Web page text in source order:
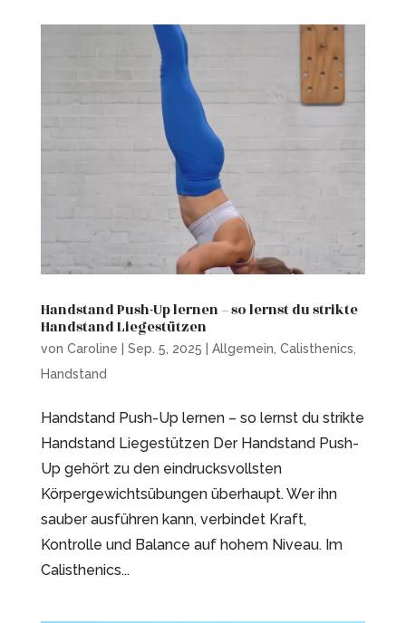
Handstand Push-Up lernen – so lernst du strikte
Handstand Liegestützen
von Caroline Sep. 5, 2025 Allgemein Calisthenics
Handstand
Handstand Push-Up lernen – so lernst du strikte
Handstand Liegestützen Der Handstand Push-
Up gehört zu den eindrucksvollsten
Körpergewichtsübungen überhaupt. Wer ihn
sauber ausführen kann, verbindet Kraft,
Kontrolle und Balance auf hohem Niveau. Im
Calisthenics...